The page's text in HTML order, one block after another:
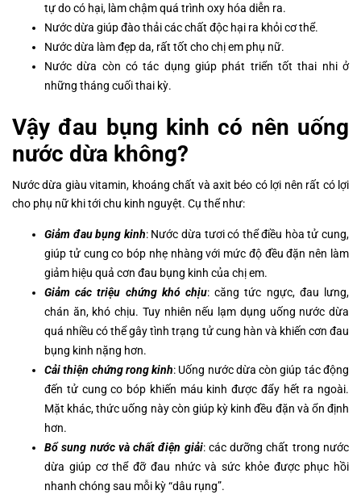
tự do có hại, làm chậm quá trình oxy hóa diễn ra.
Nước dừa giúp đào thải các chất độc hại ra khỏi cơ thể.
Nước dừa làm đẹp da, rất tốt cho chị em phụ nữ.
Nước dừa còn có tác dụng giúp phát triển tốt thai nhi ở
những tháng cuối thai kỳ.
Vậy đau bụng kinh có nên uống
nước dừa không?
Nước dừa giàu vitamin, khoáng chất và axit béo có lợi nên rất có lợi
cho phụ nữ khi tới chu kinh nguyệt. Cụ thể như:
Giảm đau bụng kinh: Nước dừa tươi có thể điều hòa tử cung,
giúp tử cung co bóp nhẹ nhàng với mức độ đều đặn nên làm
giảm hiệu quả cơn đau bụng kinh của chị em.
Giảm các triệu chứng khó chịu: căng tức ngực, đau lưng,
chán ăn, khó chịu. Tuy nhiên nếu lạm dụng uống nước dừa
quá nhiều có thể gây tình trạng tử cung hàn và khiến cơn đau
bụng kinh nặng hơn.
Cải thiện chứng rong kinh: Uống nước dừa còn giúp tác động
đến tử cung co bóp khiến máu kinh được đẩy hết ra ngoài.
Mặt khác, thức uống này còn giúp kỳ kinh đều đặn và ổn định
hơn.
Bổ sung nước và chất điện giải: các dưỡng chất trong nước
dừa giúp cơ thể đỡ đau nhức và sức khỏe được phục hồi
nhanh chóng sau mỗi kỳ “dâu rụng”.